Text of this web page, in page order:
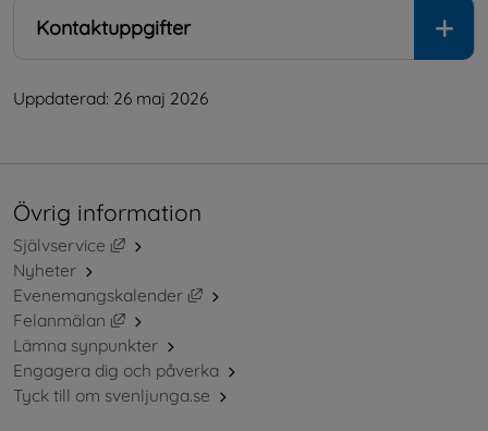
Kontaktuppgifter
Uppdaterad: 26 maj 2026
Övrig information
Självservice
Länk till annan webbplats, öppnas i nytt fönster.
Nyheter
Evenemangskalender
Länk till annan webbplats, öppnas i
Felanmälan
Länk till annan webbplats, öppnas i nytt fönster.
Lämna synpunkter
Engagera dig och påverka
Tyck till om svenljunga.se